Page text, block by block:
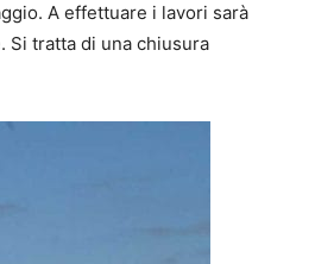
A effettuare i lavori sarà
Si tratta di una chiusura